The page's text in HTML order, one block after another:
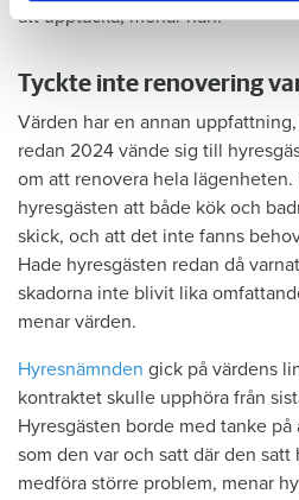
att upptäcka, menar han.
Tyckte inte renovering
Värden har en annan
redan 2024 vände sig till
om att renovera hela lägenheten.
hyresgästen att både kök och
skick, och att det inte fanns
Hade hyresgästen redan då
skadorna inte blivit lika
menar värden.
Hyresnämnden gick på värdens
kontraktet skulle upphöra från
Hyresgästen borde med tanke på
som den var och satt där den
medföra större problem, menar